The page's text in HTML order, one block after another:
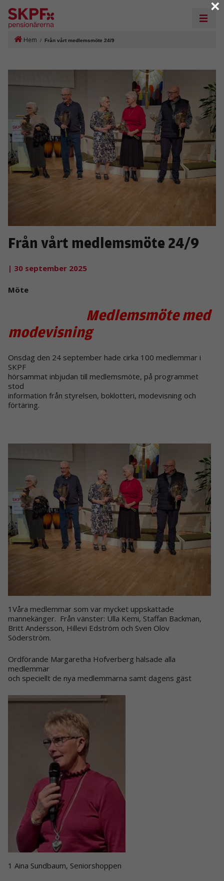
Hem / Från vårt medlemsmöte 24/9
Från vårt medlemsmöte 24/9
| 30 september 2025
Möte
Medlemsmöte med
modevisning
Onsdag den 24 september hade cirka 100 medlemmar i
SKPF
hörsammat inbjudan till medlemsmöte, på programmet
stod
information från styrelsen, boklotteri, modevisning och
förtäring.
1Våra medlemmar som var mycket uppskattade
mannekänger. Från vänster: Ulla Kemi, Staffan Backman,
Britt Andersson, Hillevi Edström och Sven Olov
Söderström.
Ordförande Margaretha Hofverberg hälsade alla
medlemmar
och speciellt de nya medlemmarna samt dagens gäst
1 Aina Sundbaum, Seniorshoppen
×